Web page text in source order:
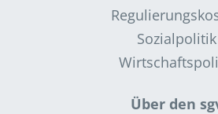
Sozialpolitik
Über den